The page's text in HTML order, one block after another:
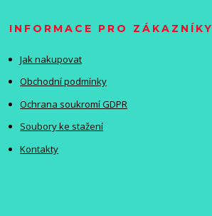
INFORMACE PRO ZÁKAZNÍKY
Jak nakupovat
Obchodní podmínky
Ochrana soukromí GDPR
Soubory ke stažení
Kontakty